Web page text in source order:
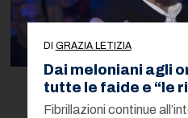
DI GRAZIA LETIZIA
Dai meloniani agli
tutte le faide e “le
Fibrillazioni continue